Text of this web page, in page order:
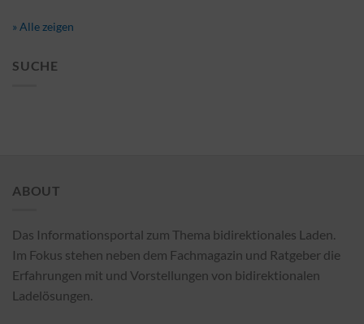
» Alle zeigen
SUCHE
ABOUT
Das Informationsportal zum Thema bidirektionales Laden.
Im Fokus stehen neben dem Fachmagazin und Ratgeber die
Erfahrungen mit und Vorstellungen von bidirektionalen
Ladelösungen.